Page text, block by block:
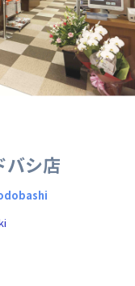
シ店